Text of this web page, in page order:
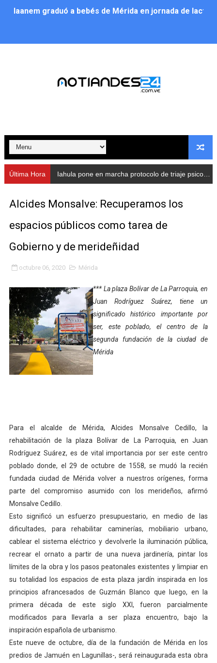
Iaanem graduó a bebés de Mérida en jornada de
Alcalde Nelson Álvarez llevó jornada recreativa a la
Nevado Gas optimiza servicio residencial en la
Balance semestral impulsa inclusión y atención a
Plan Vacacional Comunitario “Ríe 2026” recorre las
Alcaldía del Municipio Libertador realizó una jornada
Fundacite Mérida dicta taller gratuito de electrónica
INN-Mérida celebró el Lacto grado para promover el
Impulsan plan estratégico de seguridad ciudadana
Mérida impulsa desarrollo económico con taller de
Fomficc consolida alianzas e impulsa la economía
Niños de Estudiantes de Mérida sembraron 110
Corposalud y Secretaría Social fortalecen la atención
Expertos inspeccionan espacios del OAN para la
Dictan MasterClass en el marco del Encuentro LAGO
Campo Elías avanza con plan de asfaltado
Encuentro estadal fortalece la coordinación de
Gobernador Arnaldo Sánchez apadrina a más de 993
Plan Quirúrgico Regional llega a Pueblo Llano con la
Última Hora Iahula pone en marcha protocolo de triaje psicosocial para atender a rescatistas
Alcides Monsalve: Recuperamos los
espacios públicos como tarea de
Gobierno y de merideñidad
octubre 06, 2020 Mérida
*** La plaza Bolívar de La Parroquia, en
Juan Rodríguez Suárez, tiene un
significado histórico importante por
ser, este poblado, el centro de la
segunda fundación de la ciudad de
Mérida
Para el alcalde de Mérida, Alcides Monsalve Cedillo, la
rehabilitación de la plaza Bolívar de La Parroquia, en Juan
Rodríguez Suárez, es de vital importancia por ser este centro
poblado donde, el 29 de octubre de 1558, se mudó la recién
fundada ciudad de Mérida volver a nuestros orígenes, forma
parte del compromiso asumido con los merideños, afirmó
Monsalve Cedillo.
Esto significó un esfuerzo presupuestario, en medio de las
dificultades, para rehabilitar caminerías, mobiliario urbano,
cablear el sistema eléctrico y devolverle la iluminación pública,
recrear el ornato a partir de una nueva jardinería, pintar los
límites de la obra y los pasos peatonales existentes y limpiar en
su totalidad los espacios de esta plaza jardín inspirada en los
principios afrancesados de Guzmán Blanco que luego, en la
primera década de este siglo XXI, fueron parcialmente
modificados para llevarla a ser plaza encuentro, bajo la
inspiración española de urbanismo.
Este nueve de octubre, día de la fundación de Mérida en los
predios de Jamuén en Lagunillas-, será reinaugurada esta obra